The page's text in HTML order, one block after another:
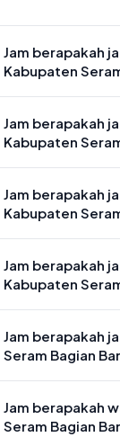
Jam berapakah
Kabupaten
pada 05:16
Jam berapakah
Kabupaten
pada 12:36
Jam berapakah
Kabupaten
pada 15:57
Jam berapakah
Kabupaten
pada 18:36
Jam berapakah
Seram Bagian
pada 19:47
Jam berapakah
Seram Bagian